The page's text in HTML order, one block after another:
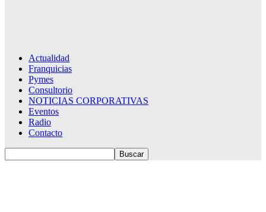
Actualidad
Franquicias
Pymes
Consultorio
NOTICIAS CORPORATIVAS
Eventos
Radio
Contacto